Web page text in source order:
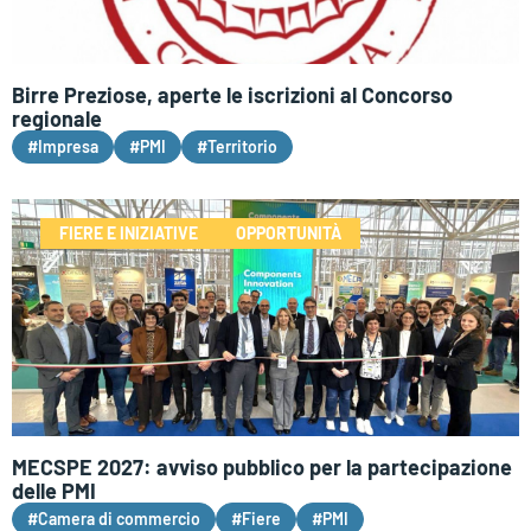
Birre Preziose, aperte le iscrizioni al Concorso
regionale
#Impresa #PMI #Territorio
FIERE E INIZIATIVE OPPORTUNITÀ
MECSPE 2027: avviso pubblico per la partecipazione
delle PMI
#Camera di commercio #Fiere #PMI